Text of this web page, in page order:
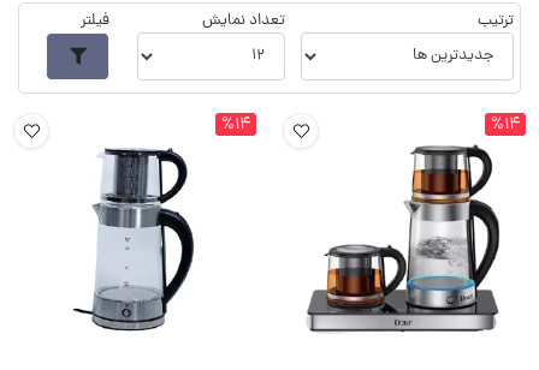
ترتیب تعداد نمایش فیلتر
%14
%14